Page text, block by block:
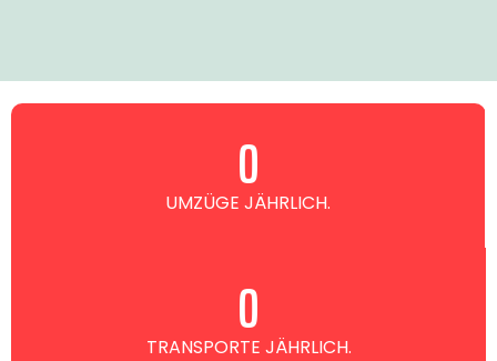
UMZÜGE JÄHRLICH.
0
TRANSPORTE JÄHRLICH.
0